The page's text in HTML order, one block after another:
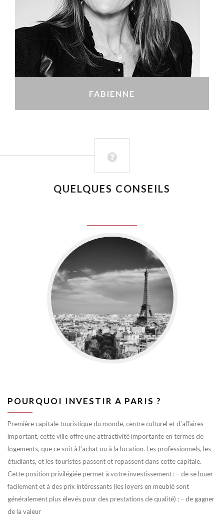
FABIENNE
QUELQUES CONSEILS
POURQUOI INVESTIR A PARIS ?
Première capitale touristique du monde, centre culturel et d’affaires
important, cette ville offre une attractivité importante en termes de
logements, que ce soit à l’achat ou à la location. Les professionnels, les
étudiants, et les touristes passent et repassent dans cette capitale.
Cette position privilégiée permet à votre investissement : – de se louer
facilement et à des prix intéressants (les loyers en meublé sont
généralement plus élevés pour des prestations de qualité) ; – de gagner
de la valeur